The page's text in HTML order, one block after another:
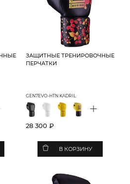
ЗАЩИТНЫЕ ТРЕНИРОВОЧНЫЕ
ПЕРЧАТКИ
GEN7EVO-HTN KADRIL
+
28 300 ₽
В КОРЗИНУ